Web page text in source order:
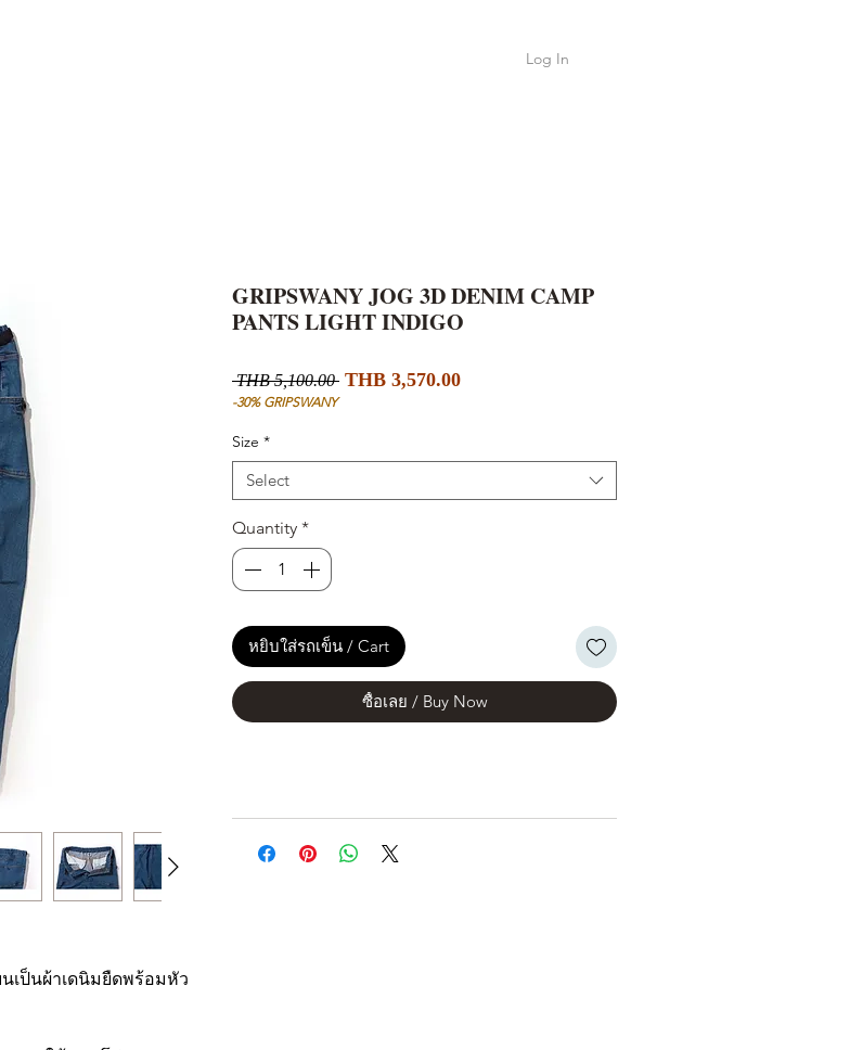
Log In
เป็นผ้าเดนิมยืดพร้อมหัว
GRIPSWANY JOG 3D DENIM CAMP
PANTS LIGHT INDIGO
THB 5,100.00 Regular
Price
THB 3,570.00Sale
-30% GRIPSWANY
Size *
Select
Quantity *
หยิบใส่รถเข็น / Cart
ซื้อเลย / Buy Now